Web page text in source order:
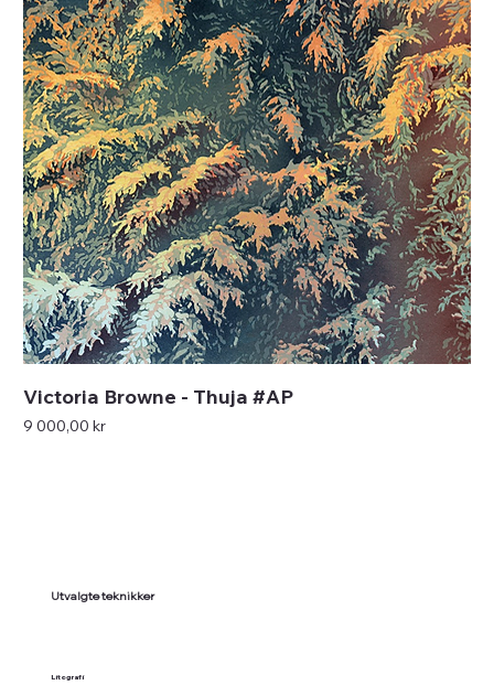
Utvalgte teknikker
Litografi
Victoria Browne - Thuja #AP
Pris
9 000,00 kr